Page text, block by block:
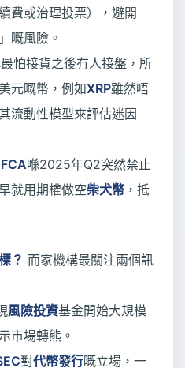
費或治理投票），避開
嘅風險。
怕接貨之後冇人接盤，所
元嘅幣，例如XRP雖然唔
流動性模型來評估迷因
FCA喺2025年Q2突然禁止
就用期權做空柴犬幣 ，抵
？ 而家機構最關注兩個訊
風險投資基金開始大規模
市場轉熊。
對代幣發行嘅立場，一